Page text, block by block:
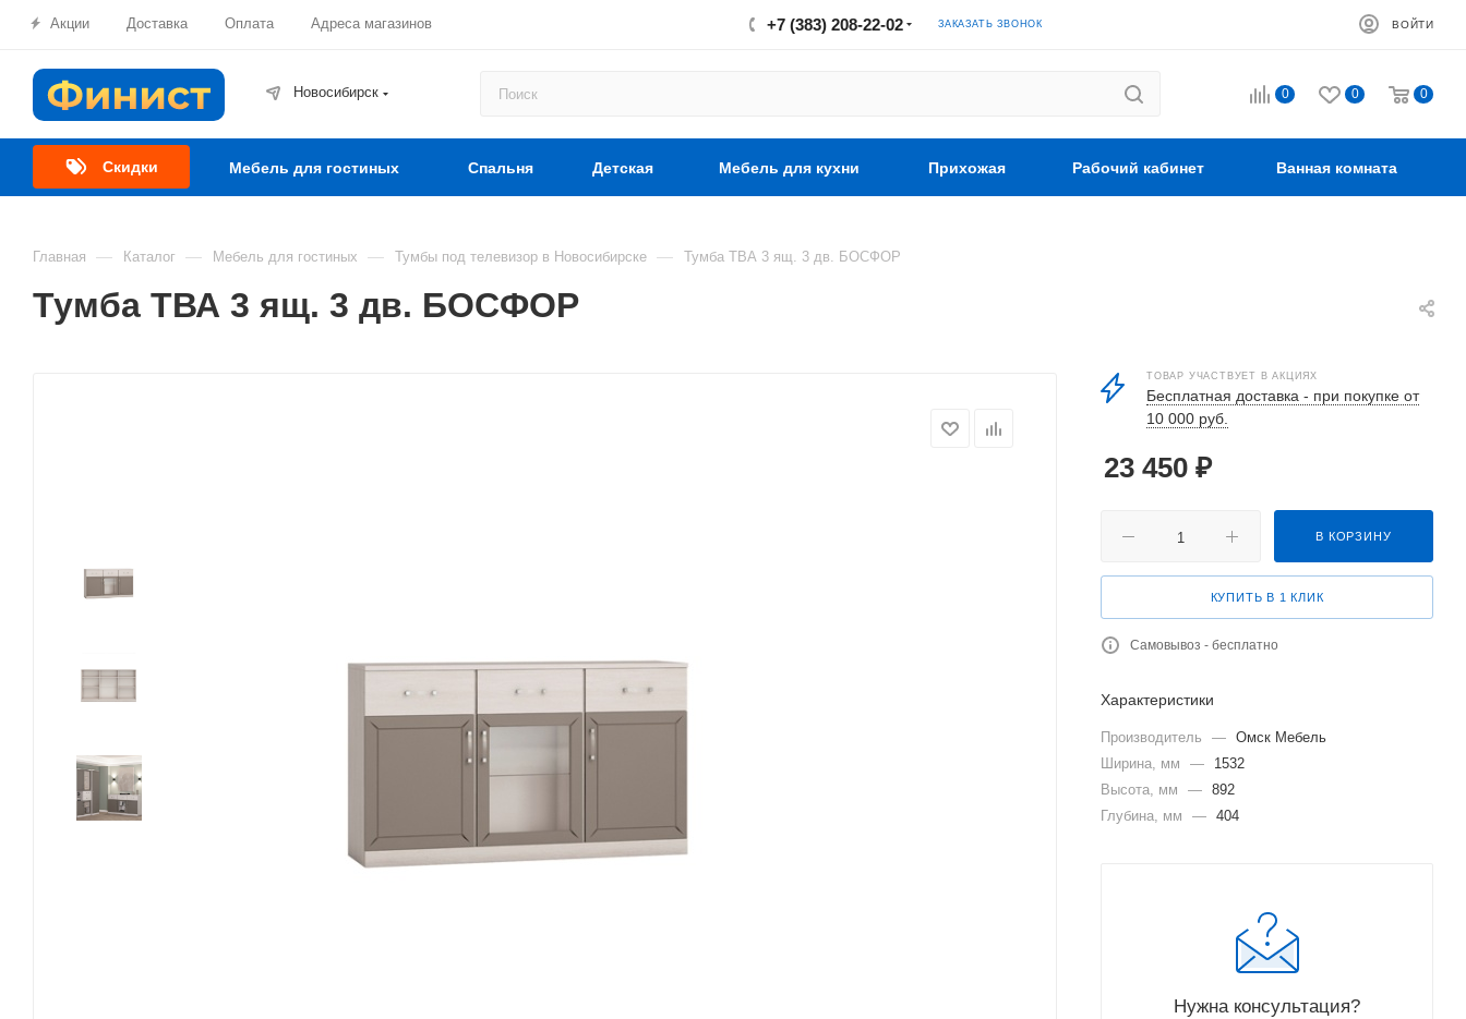
Акции Доставка Оплата Адреса магазинов +7 (383) 208-22-02 ЗАКАЗАТЬ ЗВОНОК ВОЙТИ
Новосибирск 0 0 0
Скидки Мебель для гостиных Спальня Детская Мебель для кухни Прихожая Рабочий кабинет Ванная комната
Главная — Каталог — Мебель для гостиных — Тумбы под телевизор в Новосибирске — Тумба ТВА 3 ящ. 3 дв. БОСФОР
Тумба ТВА 3 ящ. 3 дв. БОСФОР
ТОВАР УЧАСТВУЕТ В АКЦИЯХ
Бесплатная доставка - при покупке от
10 000 руб.
23 450 ₽
В КОРЗИНУ
КУПИТЬ В 1 КЛИК
Самовывоз - бесплатно
Характеристики
Производитель — Омск Мебель
Ширина, мм
—
1532
Высота, мм
— 892
Глубина, мм
— 404
Нужна консультация?